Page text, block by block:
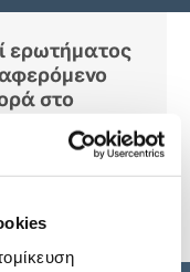
ερωτήματος
στο
ΙV